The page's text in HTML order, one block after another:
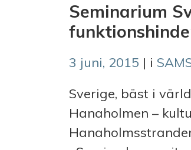
Seminarium
3 juni, 2015 | i
Sverige, bäst i
Hanaholmen –